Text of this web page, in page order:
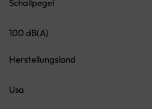
Schallpegel
100 dB(A)
Herstellungsland
Usa